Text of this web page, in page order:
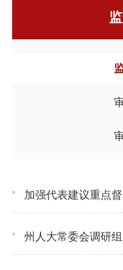
加强代表建议重点